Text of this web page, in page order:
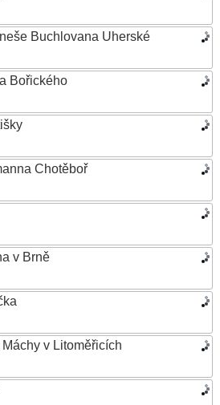
Buchlovana Uherské
Bořického
Chotěboř
v Brně
v Litoměřicích